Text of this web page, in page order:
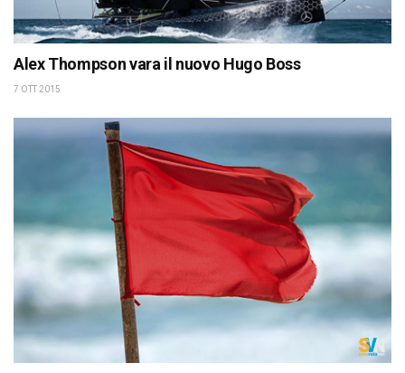
Alex Thompson vara il nuovo Hugo Boss
7 OTT 2015